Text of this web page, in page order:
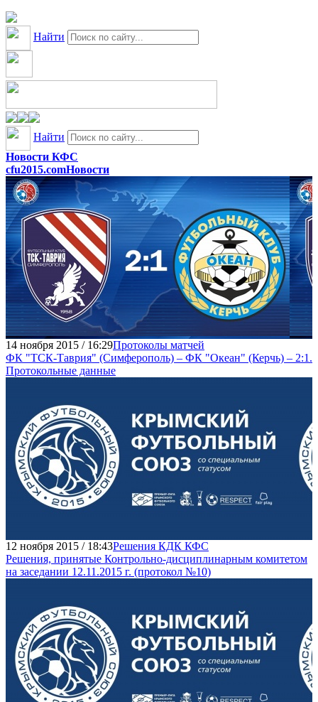
Найти
Найти
Новости КФС
cfu2015.comНовости
14 ноября 2015 / 16:29Протоколы матчей
ФК "ТСК-Таврия" (Симферополь) – ФК "Океан" (Керчь) – 2:1.
Протокольные данные
12 ноября 2015 / 18:43Решения КДК КФС
Решения, принятые Контрольно-дисциплинарным комитетом
на заседании 12.11.2015 г. (протокол №10)